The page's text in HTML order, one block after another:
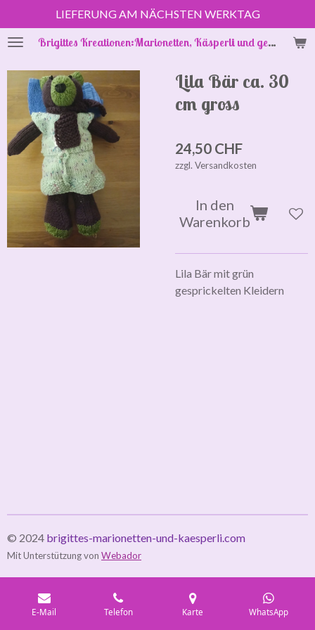
Hauptinhalt
springen
Brigittes Kreationen:Marionetten, Käsperli und gestrickte Puppenkleider
LIEFERUNG AM NÄCHSTEN WERKTAG
Lila Bär ca. 30
cm gross
24,50 CHF
zzgl. Versandkosten
In den
Warenkorb
Lila Bär mit grün
gesprickelten Kleidern
© 2024 brigittes-marionetten-und-kaesperli.com
Mit Unterstützung von Webador
E-Mail Telefon Karte WhatsApp